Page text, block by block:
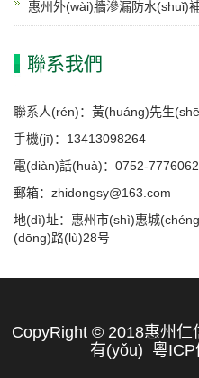
惠州外(wài)牆滲漏防水(shuǐ)
聯系我們
聯系人(rén)：黃(huáng)先生
手機(jī)：13413098264
電(diàn)話(huà)：0752-
郵箱：zhidongsy@163.com
地(dì)址：惠州市(shì)惠城
(dōng)路(lù)28号
CopyRight © 2018惠州仁
有(yǒu) 粵ICP